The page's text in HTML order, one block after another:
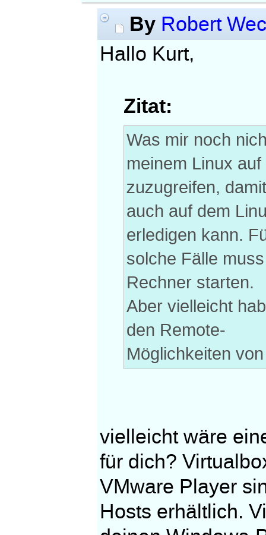
By Robert
Hallo Kurt,
Zitat:
Was mir noch
meinem Linux
zuzugreifen,
auch auf dem
erledigen kann.
solche Fälle
Rechner starten.
Aber vielleicht
den Remote-
Möglichkeiten
vielleicht wäre
für dich?
VMware Player
Hosts erhältlich.